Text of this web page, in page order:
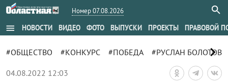
Номер 07.08.2026
menu НОВОСТИ ВИДЕО ФОТО ВЫПУСКИ ПРОЕКТЫ ПРАВОВОЙ
#ОБЩЕСТВО #КОНКУРС #ПОБЕДА #РУСЛАН БОЛОТОВ
chevron_right
04.08.2022 12:03